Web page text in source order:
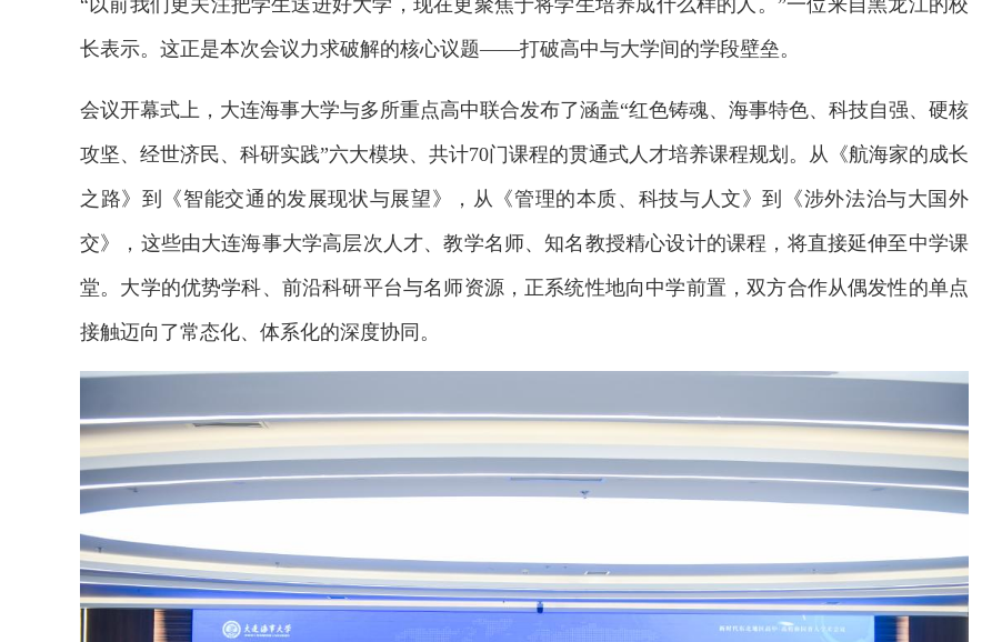
长表示。这正是本次会议力求破解的核心议题——打破高中与大学间的学段壁垒。
会议开幕式上，大连海事大学与多所重点高中联合发布了涵盖“红色铸魂、海事特色、科技自强、硬核
攻坚、经世济民、科研实践”六大模块、共计70门课程的贯通式人才培养课程规划。从《航海家的成长
之路》到《智能交通的发展现状与展望》，从《管理的本质、科技与人文》到《涉外法治与大国外
交》，这些由大连海事大学高层次人才、教学名师、知名教授精心设计的课程，将直接延伸至中学课
堂。大学的优势学科、前沿科研平台与名师资源，正系统性地向中学前置，双方合作从偶发性的单点
接触迈向了常态化、体系化的深度协同。